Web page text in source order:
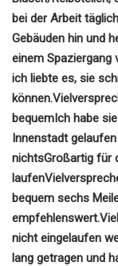
bei der Arbeit
Gebäuden hin und
einem Spaziergang
ich liebte es, sie
können.
bequemIch habe
Innenstadt
nichtsGroßartig für
laufen
bequem sechs
empfehlenswert.
nicht eingelaufen
lang getragen und